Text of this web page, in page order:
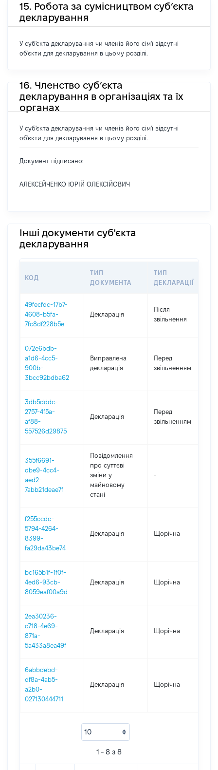
15. Робота за сумісництвом суб’єкта
декларування
У суб'єкта декларування чи членів його сім'ї відсутні
об'єкти для декларування в цьому розділі.
16. Членство суб’єкта
декларування в організаціях та їх
органах
У суб'єкта декларування чи членів його сім'ї відсутні
об'єкти для декларування в цьому розділі.
Документ підписано:
АЛЕКСЕЙЧЕНКО ЮРІЙ ОЛЕКСІЙОВИЧ
Інші документи суб'єкта
декларування
КОД
ТИП
ДОКУМЕНТА
ТИП
ДЕКЛАРАЦІЇ
49fecfdc-17b7-
4608-b5fa-
7fc8df228b5e
Декларація
Після
звільнення
072e6bdb-
a1d6-4cc5-
900b-
3bcc92bdba62
Виправлена
декларація
Перед
звільненням
3db5dddc-
2757-4f5a-
af88-
557526d29875
Декларація
Перед
звільненням
355f6691-
dbe9-4cc4-
aed2-
7abb21deae7f
Повідомлення
про суттєві
зміни y
майновому
стані
-
f255ccdc-
5794-4264-
8399-
fa29da43be74
Декларація Щорічна
bc165b1f-1f0f-
4ed6-93cb-
8059eaf00a9d
Декларація Щорічна
2ea30236-
c718-4e69-
871a-
5a433a8ea49f
Декларація Щорічна
6abbdebd-
df8a-4ab5-
a2b0-
027130444711
Декларація Щорічна
1 - 8 з 8